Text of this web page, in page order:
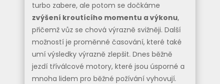
turbo zabere, ale potom se dočkáme
zvýšení kroutícího momentu a výkonu,
přičemž vůz se chová výrazně svižněji. Další
možností je proměnné časování, které také
umí výsledky výrazně zlepšit. Dnes běžně
jezdí tříválcové motory, které jsou úsporné a
mnoha lidem pro běžné požívání vyhovují.